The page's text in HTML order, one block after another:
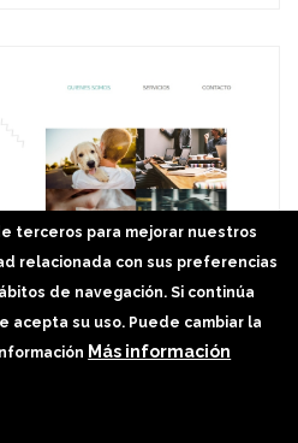
de Seguros
terceros para mejorar nuestros
relacionada con sus preferencias
de navegación. Si continúa
acepta su uso. Puede cambiar la
Más información